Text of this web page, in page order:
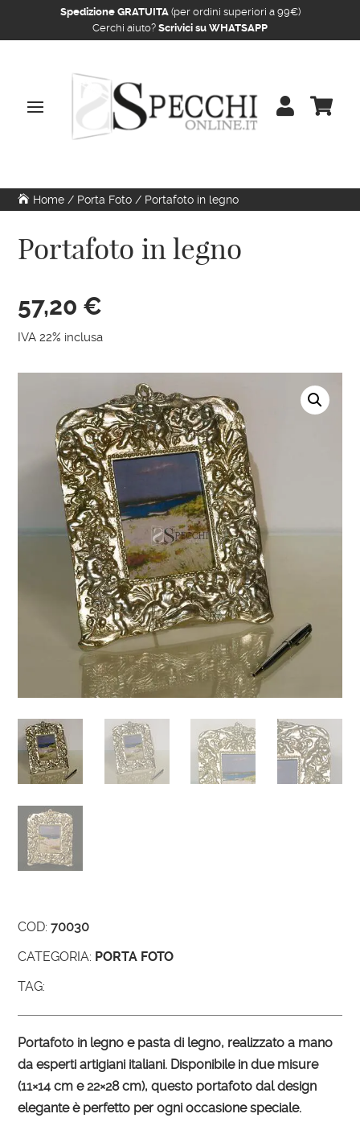
Spedizione GRATUITA(per ordini superiori a 99€)
Cerchi aiuto? Scrivici su WHATSAPP
 
Home / Porta Foto / Portafoto in legno
Portafoto in legno
57,20 €
IVA 22% inclusa
COD:70030
CATEGORIA: PORTA FOTO
TAG:
Portafoto in legno e pasta di legno, realizzato a mano
da esperti artigiani italiani. Disponibile in due misure
(11×14 cm e 22×28 cm), questo portafoto dal design
elegante è perfetto per ogni occasione speciale.